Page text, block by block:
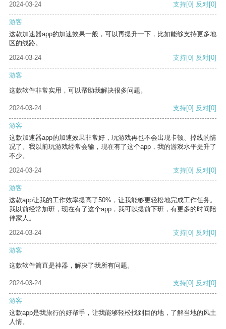
2024-03-24
支持[0] 反对[0]
游客
这款加速器app的加速效果一般，可以再提升一下，比如能够支持更多地
区的线路。
2024-03-24
支持[0] 反对[0]
游客
这款软件非常实用，可以帮助我解决很多问题。
2024-03-24 支持[0] 反对[0]
游客
这款加速器app的加速效果非常好，玩游戏再也不会出现卡顿、掉线的情
况了。我以前玩游戏经常会输，现在有了这个app，我的游戏水平提升了
不少。
2024-03-24
支持[0] 反对[0]
游客
这款app让我的工作效率提高了50%，让我能够更轻松地完成工作任务。
我以前经常加班，现在有了这个app，我可以提前下班，有更多的时间陪
伴家人。
2024-03-24
支持[0] 反对[0]
游客
这款软件简直是神器，解决了我所有问题。
2024-03-24 支持[0] 反对[0]
游客
这款app是我旅行的好帮手，让我能够轻松找到目的地，了解当地的风土
人情。